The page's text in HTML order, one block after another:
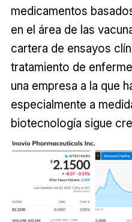
medicamentos
en el área de las
cartera de ensayos
tratamiento de
una empresa a la que
especialmente a
biotecnología sigue